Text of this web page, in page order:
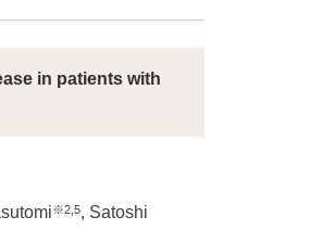
in patients with
※2,5, Satoshi